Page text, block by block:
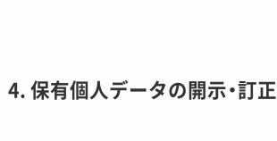
4. 保有個人データの開示・訂正